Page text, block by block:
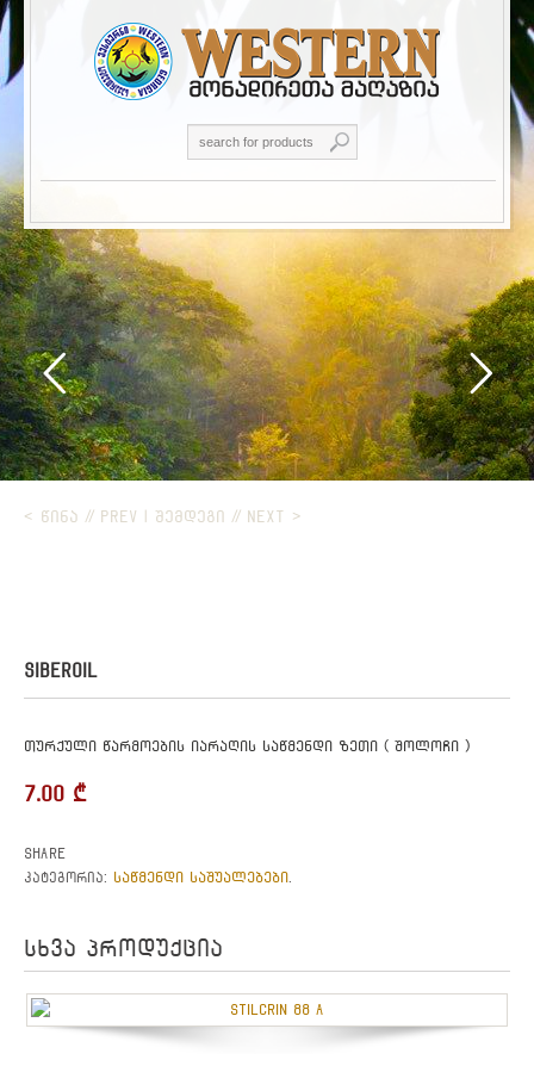
< ᲬᲘᲜᲐ // PREV ᲨᲔᲛᲓᲔᲒᲘ // NEXT >
SIBEROIL
თურქული წარმოების იარაღის საწმენდი ზეთი ( შოლოჩი )
7.00 ₾
Share
კატეგორია: საწმენდი საშუალებები
სხვა პროდუქცია